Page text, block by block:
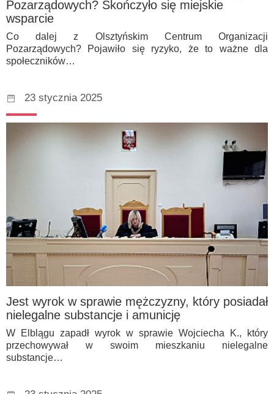
Pozarządowych? Skończyło się miejskie
wsparcie
Co dalej z Olsztyńskim Centrum Organizacji
Pozarządowych? Pojawiło się ryzyko, że to ważne dla
społeczników…
23 stycznia 2025
Jest wyrok w sprawie mężczyzny, który posiadał
nielegalne substancje i amunicję
W Elblągu zapadł wyrok w sprawie Wojciecha K., który
przechowywał w swoim mieszkaniu nielegalne
substancje…